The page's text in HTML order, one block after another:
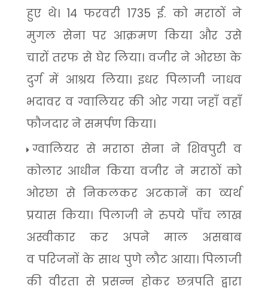
हुए थे। 14 फरवरी 1735 ई. को मराठों ने
मुगल सेना पर आक्रमण किया और उसे
चारों तरफ से घेर लिया। वजीर ने ओरछा के
दुर्ग में आश्रय लिया। इधर पिलाजी जाधव
भदावर व ग्वालियर की ओर गया जहाँ वहाँ
फौजदार ने समर्पण किया।
ग्वालियर से मराठा सेना ने शिवपुरी व
कोलार आधीन किया वजीर ने मराठों को
ओरछा से निकलकर अटकानें का व्यर्थ
प्रयास किया। पिलाजी ने रुपये पाँच लाख
अस्वीकार कर अपने माल असबाब
व परिजनों के साथ पुणे लौट आया। पिलाजी
की वीरता से प्रसन्न होकर छत्रपति द्वारा